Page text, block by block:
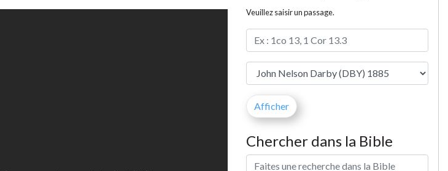
Veuillez saisir un passage.
Chercher dans la Bible